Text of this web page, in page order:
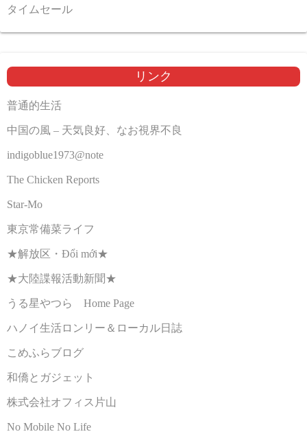
タイムセール
リンク
普通的生活
中国の風 – 天気良好、なお視界不良
indigoblue1973@note
The Chicken Reports
Star-Mo
東京常備菜ライフ
★解放区・Đổi mới★
★大陸諜報活動新聞★
うる星やつら Home Page
ハノイ生活ロンリー＆ローカル日誌
こめふらブログ
和僑とガジェット
株式会社オフィス片山
No Mobile No Life